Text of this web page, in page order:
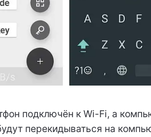
подключён к Wi-Fi, а
перекидываться на